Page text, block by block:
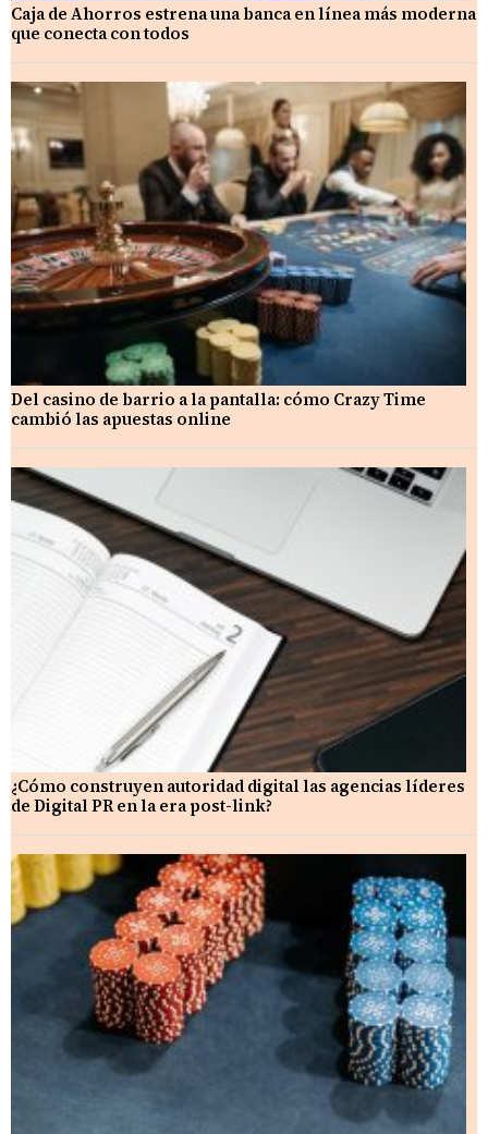
Caja de Ahorros estrena una banca en línea más moderna
que conecta con todos
Del casino de barrio a la pantalla: cómo Crazy Time
cambió las apuestas online
¿Cómo construyen autoridad digital las agencias líderes
de Digital PR en la era post-link?